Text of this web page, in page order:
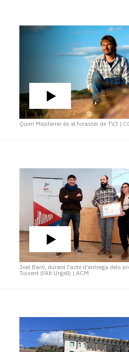
Quim Masferrer és el foraster de TV3 |
Joel Baró, durant l'acte d'entrega dels
Tuixent (l'Alt Urgell) | ACM